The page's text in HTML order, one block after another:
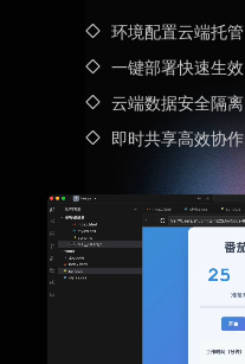
环境配置云端托管
一键部署快速生效
云端数据安全隔离
即时共享高效协作